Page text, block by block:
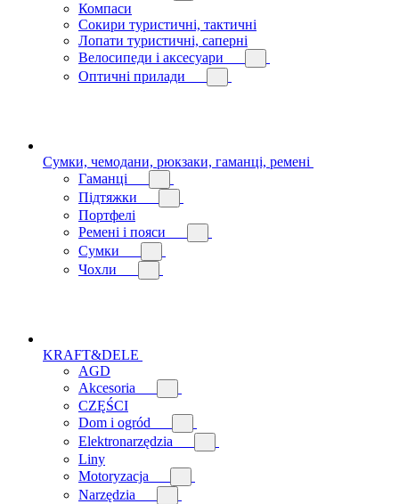
Компаси
Сокири туристичні, тактичні
Лопати туристичні, саперні
Велосипеди і аксесуари
Оптичні прилади
Сумки, чемодани, рюкзаки, гаманці, ремені
Гаманці
Підтяжки
Портфелі
Ремені і пояси
Сумки
Чохли
KRAFT&DELE
AGD
Akcesoria
CZĘŚCI
Dom i ogród
Elektronarzędzia
Liny
Motoryzacja
Narzędzia